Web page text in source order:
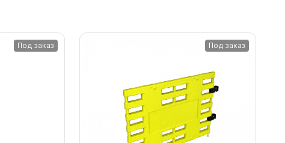
Подробнее
Под заказ Под заказ